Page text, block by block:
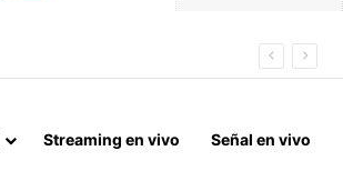
Streaming en vivo Señal en vivo